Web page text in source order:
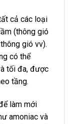
cả các loại
(thông gió
gió vv).
có thể
tối đa, được
tầng.
làm mới
amoniac và